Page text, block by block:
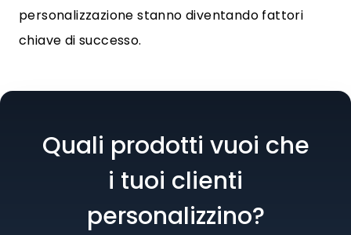
personalizzazione stanno diventando fattori
chiave di successo.
Quali prodotti vuoi che
i tuoi clienti
personalizzino?